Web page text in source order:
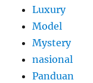
Luxury
Model
Mystery
nasional
Panduan